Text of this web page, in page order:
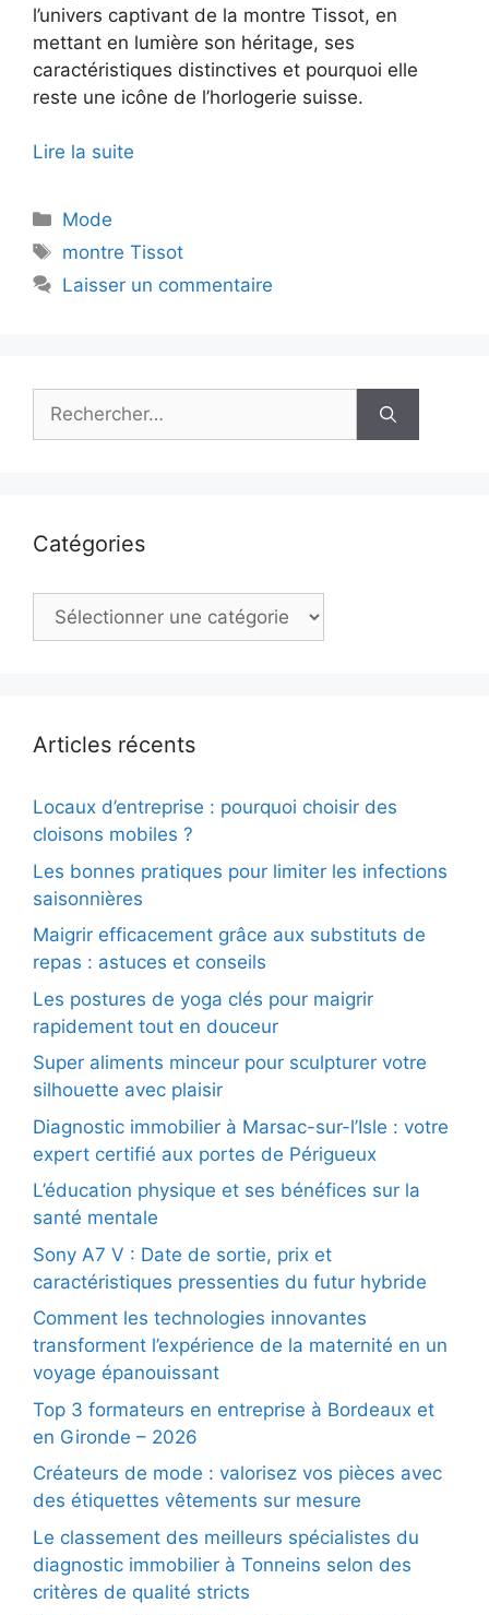
l’univers captivant de la montre Tissot, en
mettant en lumière son héritage, ses
caractéristiques distinctives et pourquoi elle
reste une icône de l’horlogerie suisse.
Lire la suite
Catégories
Mode
Étiquettes
montre Tissot
Laisser un commentaire
Rechercher :
Catégories
Catégories
Articles récents
Locaux d’entreprise : pourquoi choisir des
cloisons mobiles ?
Les bonnes pratiques pour limiter les infections
saisonnières
Maigrir efficacement grâce aux substituts de
repas : astuces et conseils
Les postures de yoga clés pour maigrir
rapidement tout en douceur
Super aliments minceur pour sculpturer votre
silhouette avec plaisir
Diagnostic immobilier à Marsac-sur-l’Isle : votre
expert certifié aux portes de Périgueux
L’éducation physique et ses bénéfices sur la
santé mentale
Sony A7 V : Date de sortie, prix et
caractéristiques pressenties du futur hybride
Comment les technologies innovantes
transforment l’expérience de la maternité en un
voyage épanouissant
Top 3 formateurs en entreprise à Bordeaux et
en Gironde – 2026
Créateurs de mode : valorisez vos pièces avec
des étiquettes vêtements sur mesure
Le classement des meilleurs spécialistes du
diagnostic immobilier à Tonneins selon des
critères de qualité stricts